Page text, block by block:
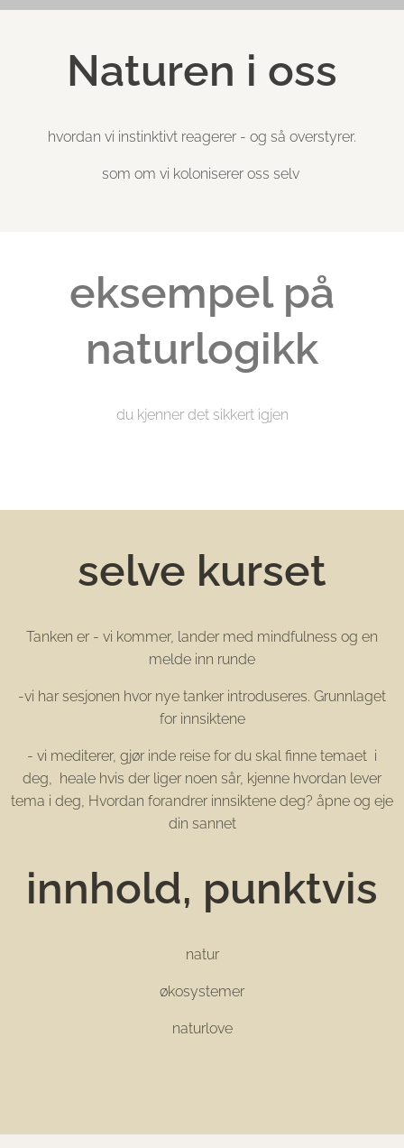
Naturen i oss
hvordan vi instinktivt reagerer - og så overstyrer.
som om vi koloniserer oss selv
eksempel på
naturlogikk
du kjenner det sikkert igjen
selve kurset
Tanken er - vi kommer, lander med mindfulness og en
melde inn runde
-vi har sesjonen hvor nye tanker introduseres. Grunnlaget
for innsiktene
- vi mediterer, gjør inde reise for du skal finne temaet i
deg, heale hvis der liger noen sår, kjenne hvordan lever
tema i deg, Hvordan forandrer innsiktene deg? åpne og eje
din sannet
innhold, punktvis
natur
økosystemer
naturlove